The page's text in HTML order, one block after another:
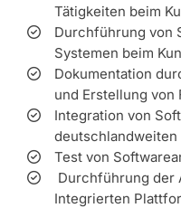
Tätigkeiten beim
Durchführung von
Systemen beim
Dokumentation
und Erstellung von
Integration von
deutschlandweiten
Test von
Durchführung der
Integrierten